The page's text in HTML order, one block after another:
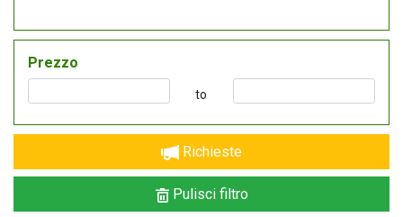
Prezzo
to
Richieste
Pulisci filtro